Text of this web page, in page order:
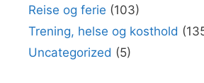
Reise og ferie (103)
Trening, helse og kosthold
Uncategorized (5)